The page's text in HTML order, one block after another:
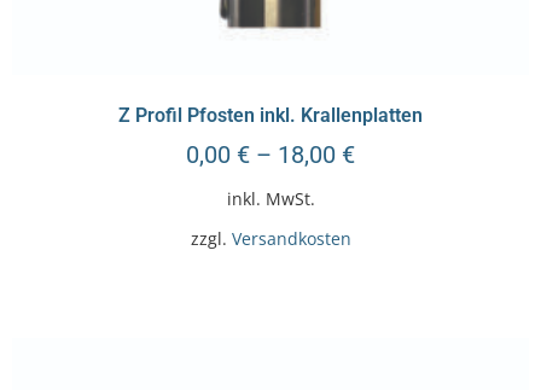
Z Profil Pfosten inkl. Krallenplatten
0,00 € – 18,00 €
inkl. MwSt.
zzgl. Versandkosten